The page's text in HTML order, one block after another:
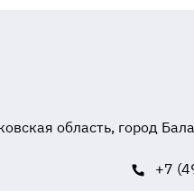
область, город
+7